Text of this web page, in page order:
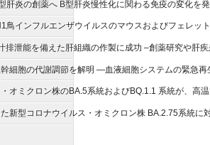
肝炎の創薬へ B型肝炎慢性化に関わる免疫の変化
鳥インフルエンザウイルスのマウスおよびフェレッ
排泄能を備えた肝組織の作製に成功 –創薬研究や肝
細胞の代謝調節を解明 ―血液細胞システムの緊急
オミクロン株のBA.5系統およびBQ.1.1 系統が、高
新型コロナウイルス・オミクロン株 BA.2.75系統に